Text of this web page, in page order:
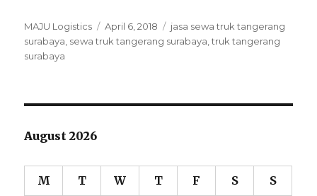
Author
MAJU Logistics
Posted
on
April 6, 2018 Tags
jasa sewa truk tangerang
surabaya sewa truk tangerang surabaya ,truk tangerang
surabaya
August 2026
M T W T F S S